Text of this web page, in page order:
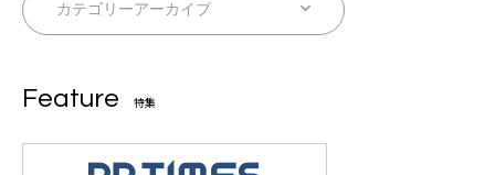
Feature 特集